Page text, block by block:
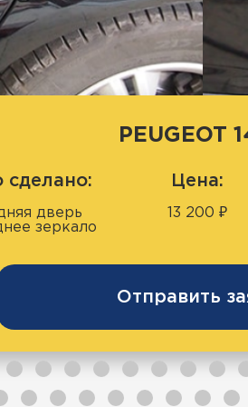
PEUGEOT
сделано:
дверь
зеркало
Цена:
13 200 ₽
Отправить